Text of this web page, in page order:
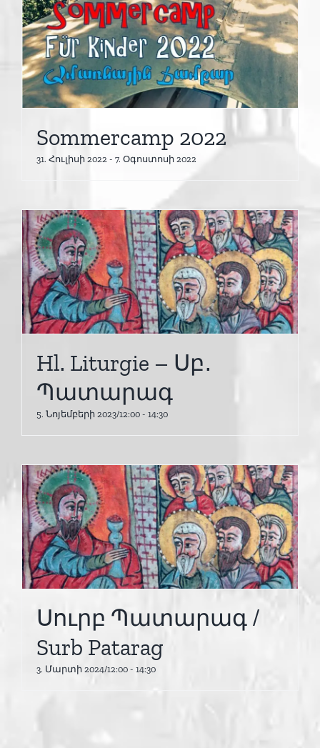
Sommercamp 2022
31. Հուլիսի 2022 - 7. Օգոստոսի 2022
Hl. Liturgie – Սբ․
Պատարագ
5. Նոյեմբերի 2023/12:00 - 14:30
Սուրբ Պատարագ /
Surb Patarag
3. Մարտի 2024/12:00 - 14:30